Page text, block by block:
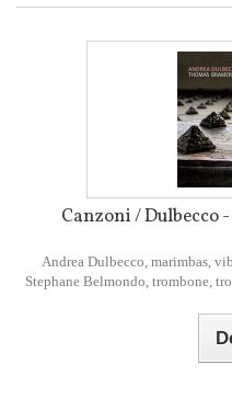
Canzoni / Dulbecco
Andrea Dulbecco, marimbas,
Stephane Belmondo, trombone,